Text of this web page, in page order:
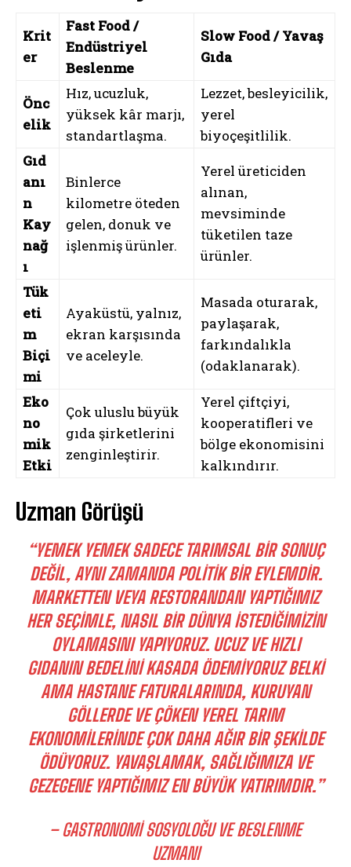
Krit
er
Fast Food /
Endüstriyel
Beslenme
Slow Food / Yavaş
Gıda
Önc
elik
Hız, ucuzluk,
yüksek kâr marjı,
standartlaşma.
Lezzet, besleyicilik,
yerel
biyoçeşitlilik.
Gıd
anı
n
Kay
nağ
ı
Binlerce
kilometre öteden
gelen, donuk ve
işlenmiş ürünler.
Yerel üreticiden
alınan,
mevsiminde
tüketilen taze
ürünler.
Tük
eti
m
Biçi
mi
Ayaküstü, yalnız,
ekran karşısında
ve aceleyle.
Masada oturarak,
paylaşarak,
farkındalıkla
(odaklanarak).
Eko
no
mik
Etki
Çok uluslu büyük
gıda şirketlerini
zenginleştirir.
Yerel çiftçiyi,
kooperatifleri ve
bölge ekonomisini
kalkındırır.
Uzman Görüşü
“YEMEK YEMEK SADECE TARIMSAL BIR SONUÇ
DEĞIL, AYNI ZAMANDA POLITIK BIR EYLEMDIR.
MARKETTEN VEYA RESTORANDAN YAPTIĞIMIZ
HER SEÇIMLE, NASIL BIR DÜNYA ISTEDIĞIMIZIN
OYLAMASINI YAPIYORUZ. UCUZ VE HIZLI
GIDANIN BEDELINI KASADA ÖDEMIYORUZ BELKI
AMA HASTANE FATURALARINDA, KURUYAN
GÖLLERDE VE ÇÖKEN YEREL TARIM
EKONOMILERINDE ÇOK DAHA AĞIR BIR ŞEKILDE
ÖDÜYORUZ. YAVAŞLAMAK, SAĞLIĞIMIZA VE
GEZEGENE YAPTIĞIMIZ EN BÜYÜK YATIRIMDIR.”
– GASTRONOMI SOSYOLOĞU VE BESLENME
UZMANI